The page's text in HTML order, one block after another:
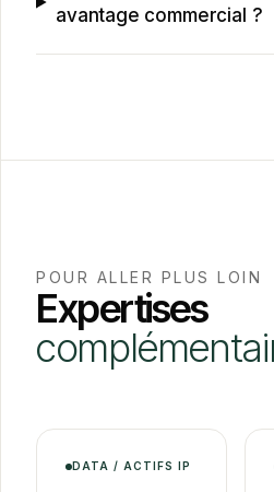
avantage commercial ?
POUR ALLER PLUS LOIN
Expertises
DATA / ACTIFS IP